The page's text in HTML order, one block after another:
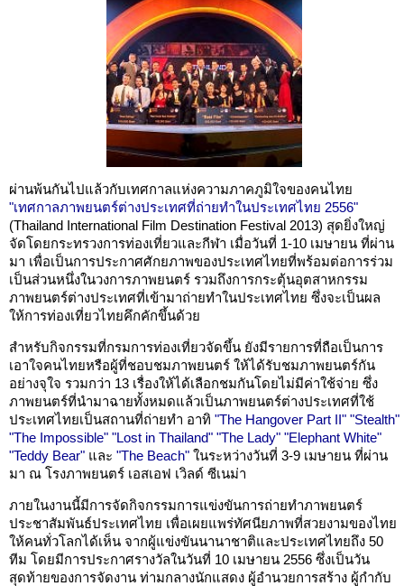
ผ่านพ้นกันไปแล้วกับเทศกาลแห่งความภาคภูมิใจของคนไทย
"เทศกาลภาพยนตร์ต่างประเทศที่ถ่ายทำในประเทศไทย 2556"
(Thailand International Film Destination Festival 2013) สุดยิ่งใหญ่
จัดโดยกระทรวงการท่องเที่ยวและกีฬา เมื่อวันที่ 1-10 เมษายน ที่ผ่าน
มา เพื่อเป็นการประกาศศักยภาพของประเทศไทยที่พร้อมต่อการร่วม
เป็นส่วนหนึ่งในวงการภาพยนตร์ รวมถึงการกระตุ้นอุตสาหกรรม
ภาพยนตร์ต่างประเทศที่เข้ามาถ่ายทำในประเทศไทย ซึ่งจะเป็นผล
ให้การท่องเที่ยวไทยคึกคักขึ้นด้วย
สำหรับกิจกรรมที่กรมการท่องเที่ยวจัดขึ้น ยังมีรายการที่ถือเป็นการ
เอาใจคนไทยหรือผู้ที่ชอบชมภาพยนตร์ ให้ได้รับชมภาพยนตร์กัน
อย่างจุใจ รวมกว่า 13 เรื่องให้ได้เลือกชมกันโดยไม่มีค่าใช้จ่าย ซึ่ง
ภาพยนตร์ที่นำมาฉายทั้งหมดแล้วเป็นภาพยนตร์ต่างประเทศที่ใช้
ประเทศไทยเป็นสถานที่ถ่ายทำ อาทิ "The Hangover Part II" "Stealth"
"The Impossible" "Lost in Thailand" "The Lady" "Elephant White"
"Teddy Bear" และ "The Beach" ในระหว่างวันที่ 3-9 เมษายน ที่ผ่าน
มา ณ โรงภาพยนตร์ เอสเอฟ เวิลด์ ซีเนม่า
ภายในงานนี้มีการจัดกิจกรรมการแข่งขันการถ่ายทำภาพยนตร์
ประชาสัมพันธ์ประเทศไทย เพื่อเผยแพร่ทัศนียภาพที่สวยงามของไทย
ให้คนทั่วโลกได้เห็น จากผู้แข่งขันนานาชาติและประเทศไทยถึง 50
ทีม โดยมีการประกาศรางวัลในวันที่ 10 เมษายน 2556 ซึ่งเป็นวัน
สุดท้ายของการจัดงาน ท่ามกลางนักแสดง ผู้อำนวยการสร้าง ผู้กำกับ